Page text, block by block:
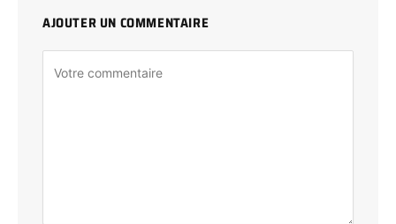
AJOUTER UN COMMENTAIRE